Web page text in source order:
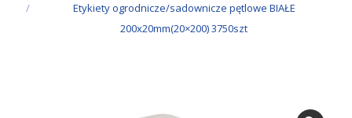
Etykiety ogrodnicze/sadownicze pętlowe BIAŁE
200x20mm(20×200) 3750szt